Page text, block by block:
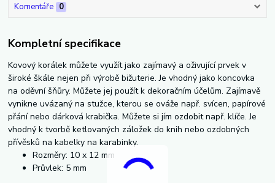
Komentáře 0
Kompletní specifikace
Kovový korálek můžete využít jako zajímavý a oživující prvek v
široké škále nejen při výrobě bižuterie. Je vhodný jako koncovka
na oděvní šňůry. Můžete jej použít k dekoračním účelům. Zajímavě
vynikne uvázaný na stužce, kterou se ováže např. svícen, papírové
přání nebo dárková krabička. Můžete si jím ozdobit např. klíče. Je
vhodný k tvorbě ketlovaných záložek do knih nebo ozdobných
přívěsků na kabelky na karabinky.
Rozměry: 10 x 12 mm
Průvlek: 5 mm